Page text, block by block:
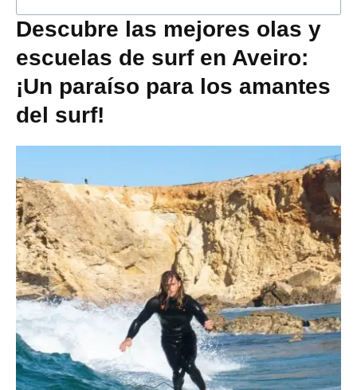
Descubre las mejores olas y
escuelas de surf en Aveiro:
¡Un paraíso para los amantes
del surf!